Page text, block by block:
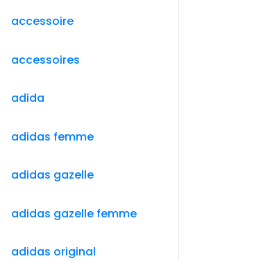
accessoire
accessoires
adida
adidas femme
adidas gazelle
adidas gazelle femme
adidas original